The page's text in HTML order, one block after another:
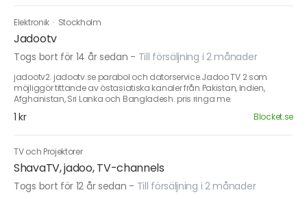
Elektronik · Stockholm
Jadootv
Togs bort för 14 år sedan - Till försäljning i 2 månader
jadootv2. jadootv.se parabol och datorservice.Jadoo TV 2 som
möjliggör tittande av östasiatiska kanaler från Pakistan, Indien,
Afghanistan, Sri Lanka och Bangladesh. pris ringa me.
1 kr Blocket.se
TV och Projektorer
ShavaTV, jadoo, TV-channels
Togs bort för 12 år sedan - Till försäljning i 2 månader